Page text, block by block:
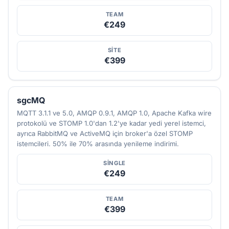
TEAM
€249
SITE
€399
sgcMQ
MQTT 3.1.1 ve 5.0, AMQP 0.9.1, AMQP 1.0, Apache Kafka wire
protokolü ve STOMP 1.0'dan 1.2'ye kadar yedi yerel istemci,
ayrıca RabbitMQ ve ActiveMQ için broker'a özel STOMP
istemcileri. 50% ile 70% arasında yenileme indirimi.
SINGLE
€249
TEAM
€399